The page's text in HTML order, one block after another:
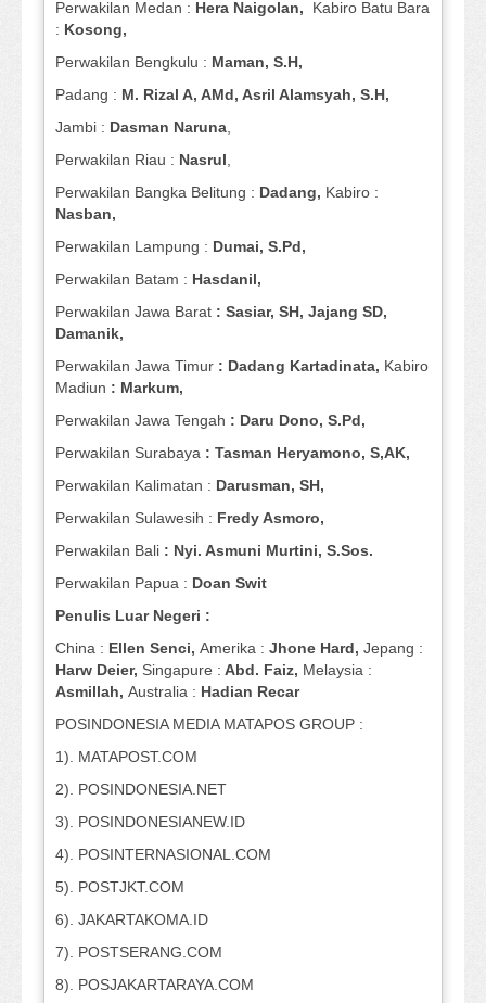
Perwakilan Medan : Hera Naigolan, Kabiro Batu Bara
: Kosong,
Perwakilan Bengkulu : Maman, S.H,
Padang : M. Rizal A, AMd, Asril Alamsyah, S.H,
Jambi : Dasman Naruna
Perwakilan Riau : Nasrul
Perwakilan Bangka Belitung : Dadang, Kabiro :
Nasban,
Perwakilan Lampung : Dumai, S.Pd,
Perwakilan Batam : Hasdanil,
Perwakilan Jawa Barat : Sasiar, SH, Jajang SD,
Damanik,
Perwakilan Jawa Timur : Dadang Kartadinata, Kabiro
Madiun : Markum,
Perwakilan Jawa Tengah : Daru Dono, S.Pd,
Perwakilan Surabaya : Tasman Heryamono, S,AK,
Perwakilan Kalimatan : Darusman, SH,
Perwakilan Sulawesih : Fredy Asmoro,
Perwakilan Bali : Nyi. Asmuni Murtini, S.Sos.
Perwakilan Papua : Doan Swit
Penulis Luar Negeri :
China : Ellen Senci, Amerika : Jhone Hard, Jepang :
Harw Deier, Singapure : Abd. Faiz, Melaysia :
Asmillah, Australia : Hadian Recar
POSINDONESIA MEDIA MATAPOS GROUP :
1). MATAPOST.COM
2). POSINDONESIA.NET
3). POSINDONESIANEW.ID
4). POSINTERNASIONAL.COM
5). POSTJKT.COM
6). JAKARTAKOMA.ID
7). POSTSERANG.COM
8). POSJAKARTARAYA.COM